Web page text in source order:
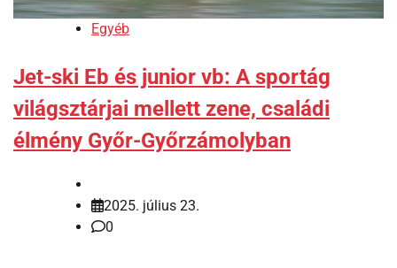
Egyéb
Jet-ski Eb és junior vb: A sportág
világsztárjai mellett zene, családi
élmény Győr-Győrzámolyban
2025. július 23.
0